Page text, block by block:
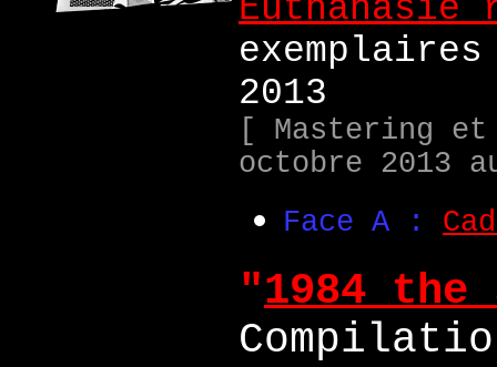
Euthanasie
2013
[ Mastering
octobre 2013
Face A :
"1984 the